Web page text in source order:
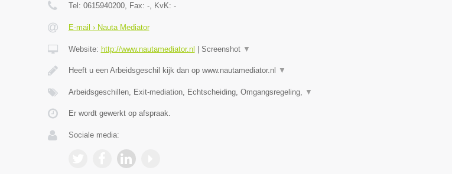
Tel: 0615940200, Fax: -, KvK: -
E-mail › Nauta Mediator
Website: http://www.nautamediator.nl Screenshot ▼
Heeft u een Arbeidsgeschil kijk dan op www.nautamediator.nl ▼
Arbeidsgeschillen, Exit-mediation, Echtscheiding, Omgangsregeling, ▼
Er wordt gewerkt op afspraak.
Sociale media: